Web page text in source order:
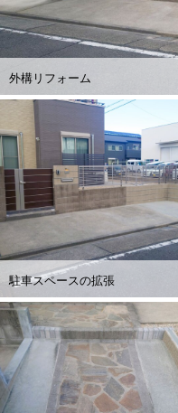
外構リフォーム
駐車スペースの拡張